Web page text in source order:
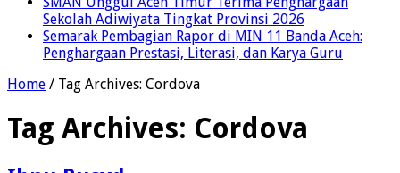
Sekolah Adiwiyata Tingkat Provinsi 2026
Semarak Pembagian Rapor di MIN 11 Banda Aceh:
Penghargaan Prestasi, Literasi, dan Karya Guru
Home / Tag Archives: Cordova
Tag Archives: Cordova